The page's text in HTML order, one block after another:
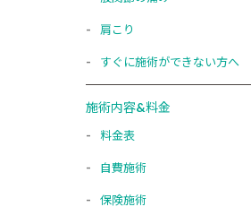
肩こり
すぐに施術ができない方へ
施術内容&料金
料金表
自費施術
保険施術